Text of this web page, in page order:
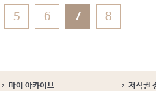
길을 안내했다.
5 6 7 8
마이 아카이브
저작권